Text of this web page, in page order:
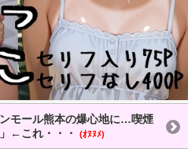
モール熊本の爆心地に…喫煙
←これ・・・
(ｵﾇﾇﾒ)